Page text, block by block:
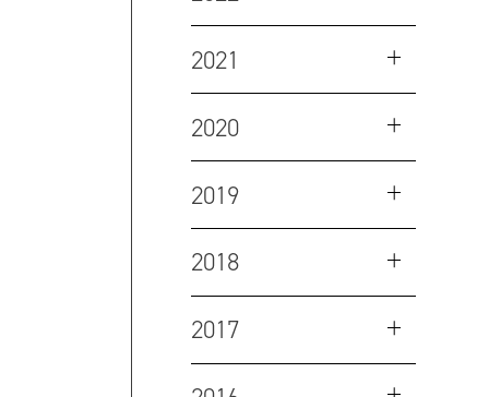
2021
2020
2019
2018
2017